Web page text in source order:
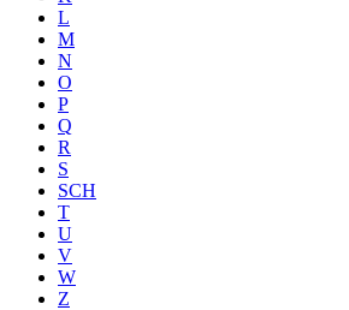
L
M
N
O
P
Q
R
S
SCH
T
U
V
W
Z